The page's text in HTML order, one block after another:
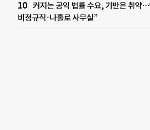
커지는 공익 법률 수요, 기반은 취약
비정규직·나홀로 사무실”